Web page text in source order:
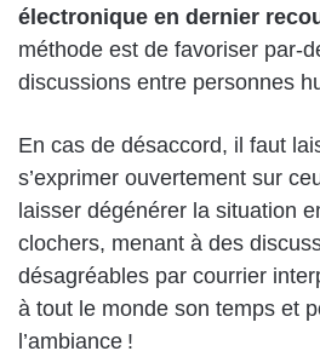
électronique en dernier
méthode est de favoriser par-
discussions entre personnes
En cas de désaccord, il faut
s’exprimer ouvertement sur
laisser dégénérer la situation
clochers, menant à des
désagréables par courrier
à tout le monde son temps et
l’ambiance !